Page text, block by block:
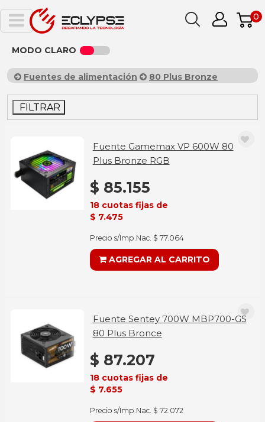
0
MODO CLARO
Fuentes de alimentación 80 Plus Bronze
FILTRAR
Fuente Gamemax VP 600W 80
Plus Bronze RGB
$ 85.155
18 cuotas fijas de
$ 7.475
Precio s/Imp.Nac. $ 77.064
AGREGAR AL CARRITO
Fuente Sentey 700W MBP700-GS
80 Plus Bronce
$ 87.207
18 cuotas fijas de
$ 7.655
Precio s/Imp.Nac. $ 72.072